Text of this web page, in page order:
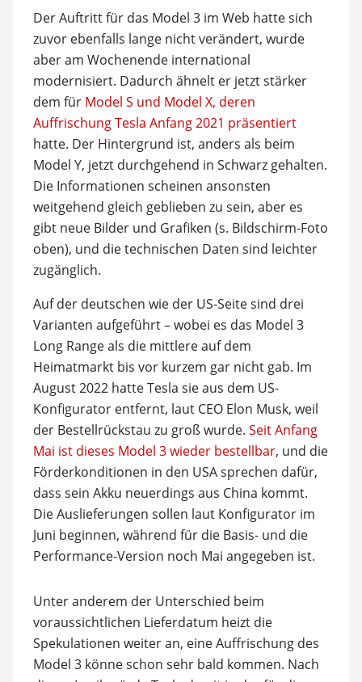
Der Auftritt für das Model 3 im Web hatte sich
zuvor ebenfalls lange nicht verändert, wurde
aber am Wochenende international
modernisiert. Dadurch ähnelt er jetzt stärker
dem für Model S und Model X, deren
Auffrischung Tesla Anfang 2021 präsentiert
hatte. Der Hintergrund ist, anders als beim
Model Y, jetzt durchgehend in Schwarz gehalten.
Die Informationen scheinen ansonsten
weitgehend gleich geblieben zu sein, aber es
gibt neue Bilder und Grafiken (s. Bildschirm-Foto
oben), und die technischen Daten sind leichter
zugänglich.
Auf der deutschen wie der US-Seite sind drei
Varianten aufgeführt – wobei es das Model 3
Long Range als die mittlere auf dem
Heimatmarkt bis vor kurzem gar nicht gab. Im
August 2022 hatte Tesla sie aus dem US-
Konfigurator entfernt, laut CEO Elon Musk, weil
der Bestellrückstau zu groß wurde. Seit Anfang
Mai ist dieses Model 3 wieder bestellbar, und die
Förderkonditionen in den USA sprechen dafür,
dass sein Akku neuerdings aus China kommt.
Die Auslieferungen sollen laut Konfigurator im
Juni beginnen, während für die Basis- und die
Performance-Version noch Mai angegeben ist.
Unter anderem der Unterschied beim
voraussichtlichen Lieferdatum heizt die
Spekulationen weiter an, eine Auffrischung des
Model 3 könne schon sehr bald kommen. Nach